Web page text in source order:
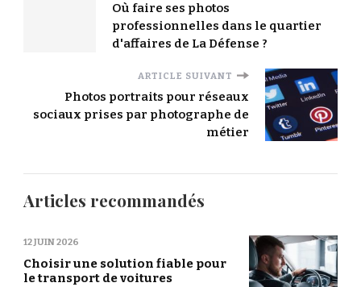
Où faire ses photos
professionnelles dans le quartier
d'affaires de La Défense ?
ARTICLE SUIVANT
Photos portraits pour réseaux
sociaux prises par photographe de
métier
Articles recommandés
12 JUIN 2026
Choisir une solution fiable pour
le transport de voitures